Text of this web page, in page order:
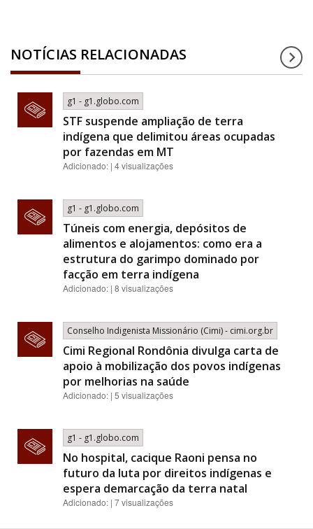
NOTÍCIAS RELACIONADAS
g1 - g1.globo.com
STF suspende ampliação de terra
indígena que delimitou áreas ocupadas
por fazendas em MT
Adicionado: | 4 visualizações
g1 - g1.globo.com
Túneis com energia, depósitos de
alimentos e alojamentos: como era a
estrutura do garimpo dominado por
facção em terra indígena
Adicionado: | 8 visualizações
Conselho Indigenista Missionário (Cimi) - cimi.org.br
Cimi Regional Rondônia divulga carta de
apoio à mobilização dos povos indígenas
por melhorias na saúde
Adicionado: | 5 visualizações
g1 - g1.globo.com
No hospital, cacique Raoni pensa no
futuro da luta por direitos indígenas e
espera demarcação da terra natal
Adicionado: | 7 visualizações